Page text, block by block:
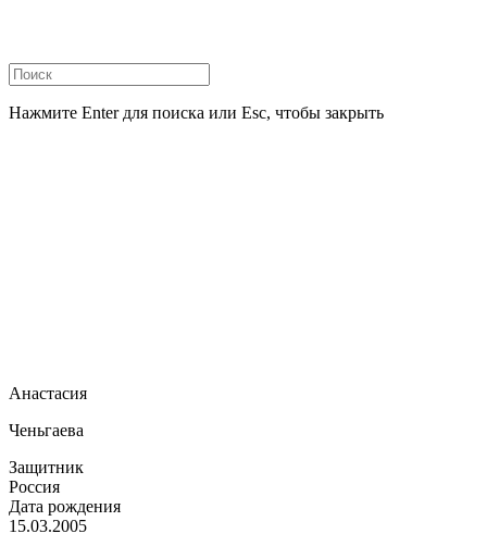
Нажмите Enter для поиска или Esc, чтобы закрыть
Анастасия
Ченьгаева
Защитник
Россия
Дата рождения
15.03.2005